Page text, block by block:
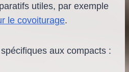
utiles, par exemple
le covoiturage.
aux compacts :